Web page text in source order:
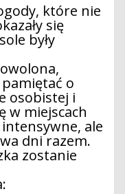
które nie
się
były
o
osobistej i
w miejscach
ale
dni razem.
zostanie